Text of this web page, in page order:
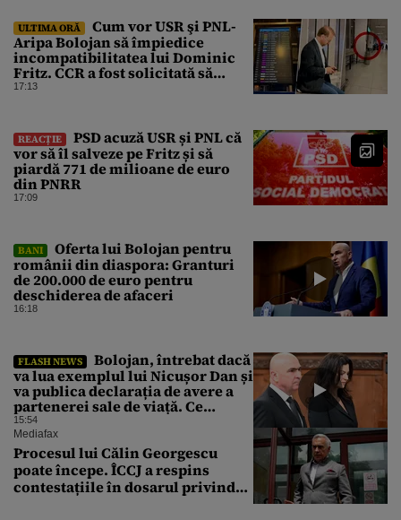
ULTIMA ORĂ
Cum vor USR şi PNL-
Aripa Bolojan să împiedice
incompatibilitatea lui Dominic
Fritz. CCR a fost solicitată să
intervină
17:13
REACȚIE
PSD acuză USR și PNL că
vor să îl salveze pe Fritz și să
piardă 771 de milioane de euro
din PNRR
17:09
BANI
Oferta lui Bolojan pentru
românii din diaspora: Granturi
de 200.000 de euro pentru
deschiderea de afaceri
16:18
FLASH NEWS
Bolojan, întrebat dacă
va lua exemplul lui Nicușor Dan și
va publica declarația de avere a
partenerei sale de viață. Ce
răspuns a dat premierul demis
15:54
Mediafax
Procesul lui Călin Georgescu
poate începe. ÎCCJ a respins
contestațiile în dosarul privind